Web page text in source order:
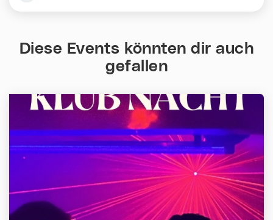
Diese Events könnten dir auch
gefallen